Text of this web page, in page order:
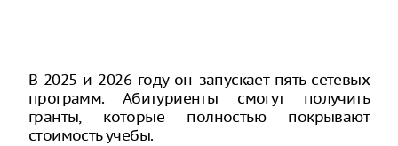
В 2025 и 2026 году он запускает пять сетевых
программ. Абитуриенты смогут получить
гранты, которые полностью покрывают
стоимость учебы.